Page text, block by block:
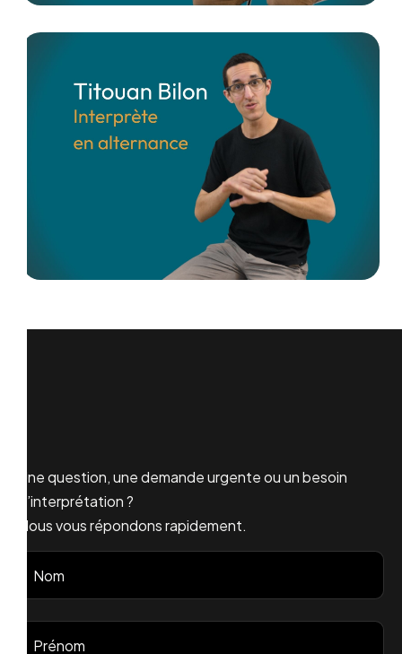
Une question, une demande urgente ou un besoin
d’interprétation ?
Nous vous répondons rapidement.